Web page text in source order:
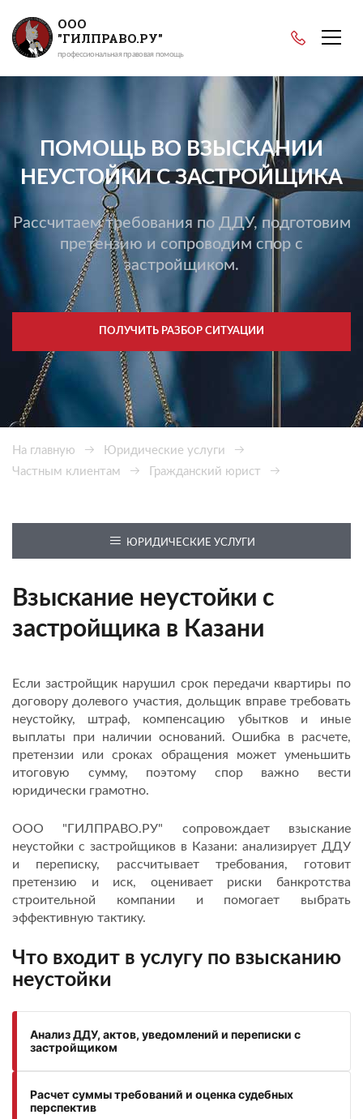
ООО
"ГИЛПРАВО.РУ"
профессиональная правовая помощь
ПОМОЩЬ ВО ВЗЫСКАНИИ
НЕУСТОЙКИ С ЗАСТРОЙЩИКА
Рассчитаем требования по ДДУ, подготовим
претензию и сопроводим спор с
застройщиком.
ПОЛУЧИТЬ РАЗБОР СИТУАЦИИ
На главную
Юридические услуги
Частным клиентам
Гражданский юрист
ЮРИДИЧЕСКИЕ УСЛУГИ
Взыскание неустойки с
застройщика в Казани
Если застройщик нарушил срок передачи квартиры по
договору долевого участия, дольщик вправе требовать
неустойку, штраф, компенсацию убытков и иные
выплаты при наличии оснований. Ошибка в расчете,
претензии или сроках обращения может уменьшить
итоговую сумму, поэтому спор важно вести
юридически грамотно.
ООО "ГИЛПРАВО.РУ" сопровождает взыскание
неустойки с застройщиков в Казани: анализирует ДДУ
и переписку, рассчитывает требования, готовит
претензию и иск, оценивает риски банкротства
строительной компании и помогает выбрать
эффективную тактику.
Что входит в услугу по взысканию
неустойки
Анализ ДДУ, актов, уведомлений и переписки с
застройщиком
Расчет суммы требований и оценка судебных
перспектив